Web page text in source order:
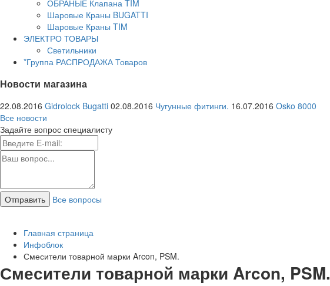
ОБРАНЫЕ Клапана TIM
Шаровые Краны BUGATTI
Шаровые Краны TIM
ЭЛЕКТРО ТОВАРЫ
Светильники
*Группа РАСПРОДАЖА Товаров
Новости магазина
22.08.2016 Gidrolock Bugatti 02.08.2016 Чугунные фитинги. 16.07.2016 Osko 8000
Все новости
Задайте вопрос специалисту
Все вопросы
Главная страница
Инфоблок
Смесители товарной марки Arcon, PSM.
Смесители товарной марки Arcon, PSM.